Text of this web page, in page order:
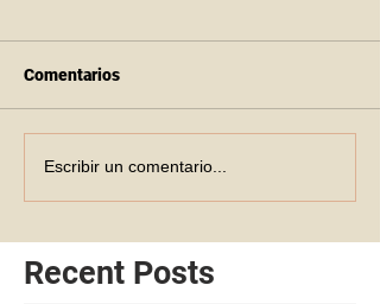
Comentarios
Escribir un comentario...
Recent Posts